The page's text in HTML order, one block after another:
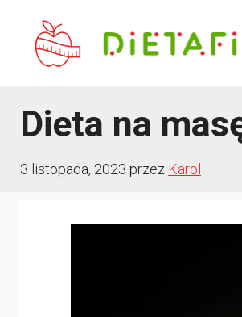
Dieta na
3 listopada, 2023 przez Karol